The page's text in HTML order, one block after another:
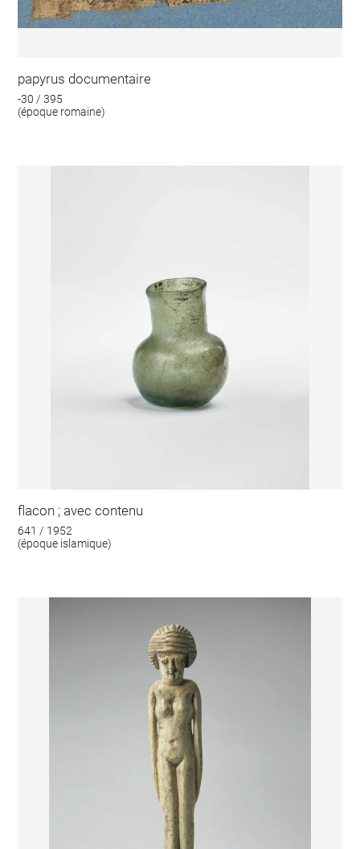
papyrus documentaire
-30 / 395
(époque romaine)
flacon ; avec contenu
641 / 1952
(époque islamique)